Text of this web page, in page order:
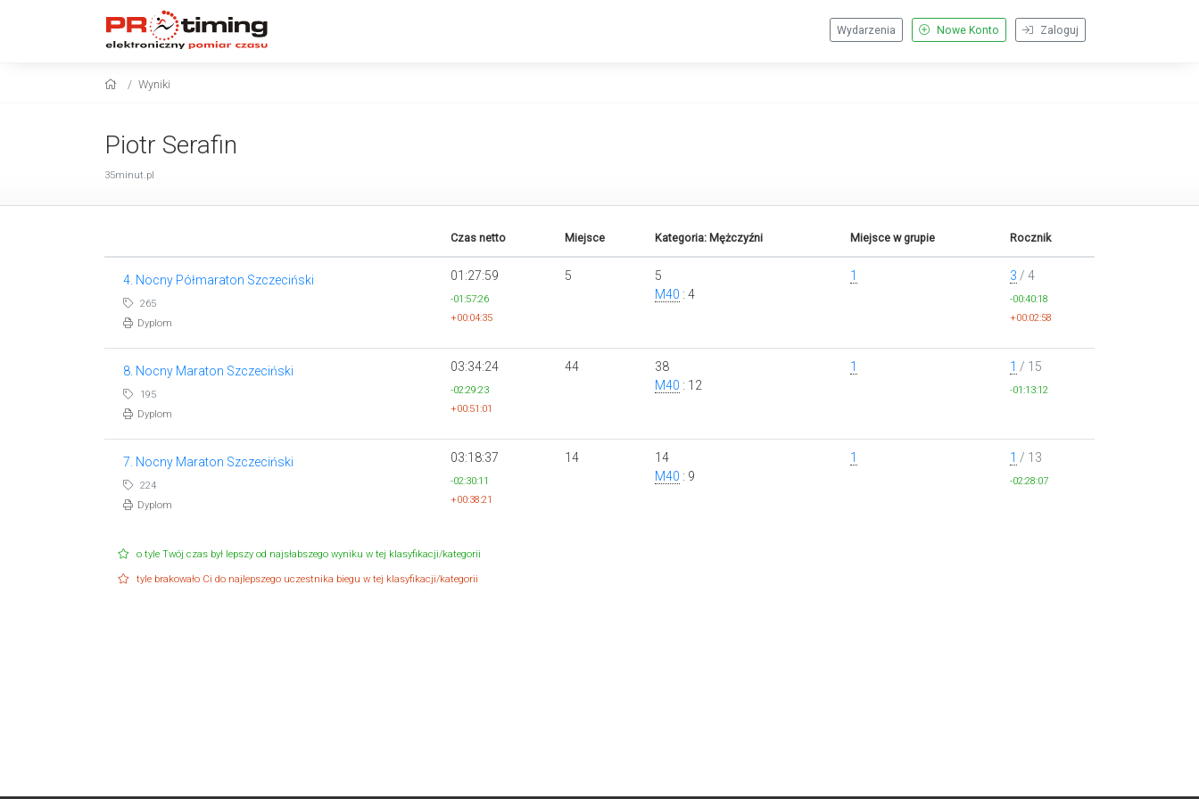
Zaloguj
Nowe Konto
Wydarzenia
Wyniki
Piotr Serafin
35minut.pl
Czas netto Miejsce Kategoria: Mężczyźni Miejsce w grupie Rocznik
4. Nocny Półmaraton Szczeciński
265
Dyplom
01:27:59
-01:57:26
+00:04:35
5
5
M40 : 4
1 3 / 4
-00:40:18
+00:02:58
8. Nocny Maraton Szczeciński
195
Dyplom
03:34:24
-02:29:23
+00:51:01
44
38
M40 : 12
1 1 / 15
-01:13:12
7. Nocny Maraton Szczeciński
224
Dyplom
03:18:37
-02:30:11
+00:38:21
14
14
M40 : 9
1 1 / 13
-02:28:07
o tyle Twój czas był lepszy od najsłabszego wyniku w tej klasyfikacji/kategorii
tyle brakowało Ci do najlepszego uczestnika biegu w tej klasyfikacji/kategorii